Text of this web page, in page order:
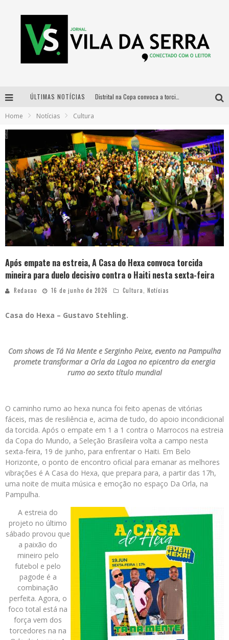
ÚLTIMAS NOTÍCIAS
Designer mineira lança jogo educativo sobre coleta seletiva na maior feira de jogos de tabuleiro da América Latina
Home Notícias Cultura
Após empate na estreia, A Casa do Hexa convoca torcida
mineira para duelo decisivo contra o Haiti nesta sexta-feira
Redacao 16 de junho de 2026 Cultura, Notícias
Casa do Hexa – Gustavo Stehling.
Com shows de Tá Na Mente e Serginho Peixe, evento na Pampulha
promete transformar a Orla da Lagoa no epicentro da energia
rumo ao sexto título mundial
O caminho rumo ao hexa nunca foi feito apenas de vitórias
fáceis, mas de resiliência e, acima de tudo, do apoio incondicional
da torcida. Após o empate em 1 a 1 contra o Marrocos na estreia
da Copa do Mundo, a Seleção Brasileira volta a campo nesta
sexta-feira, 19 de junho, para enfrentar o Haiti. Em Belo
Horizonte, o ponto de encontro oficial para emanar as melhores
vibrações é A Casa do Hexa, que prepara para, a partir das 17h,
uma noite de muita música e emoção no espaço Da Orla, na
Pampulha.
A estreia do
projeto no último
sábado provou que
a paixão do
mineiro pelo
futebol e pelo
pagode é a
combinação
perfeita. Agora, o
foco total está na
força vem dos
torcedores na na